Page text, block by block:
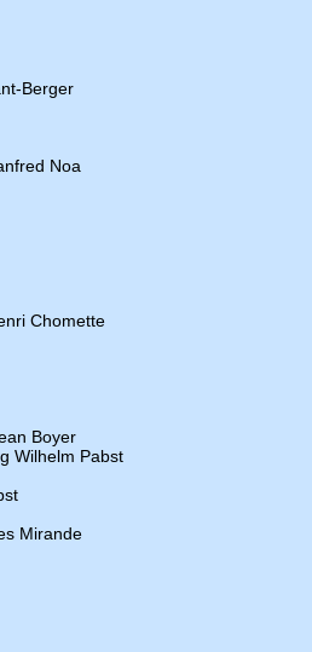
Berger
Noa
Chomette
Boyer
Wilhelm Pabst
Mirande